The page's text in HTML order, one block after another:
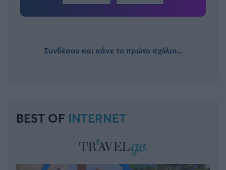
Συνδέσου και κάνε το πρώτο σχόλιο...
BEST OF INTERNET